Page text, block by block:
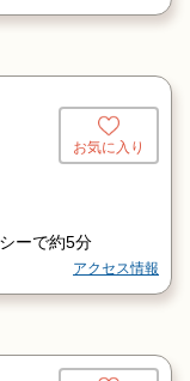
お気に入り
ーで約5分
アクセス情報